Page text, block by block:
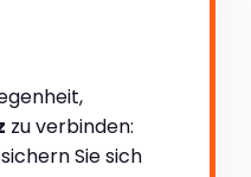
zu verbinden:
Sie sich